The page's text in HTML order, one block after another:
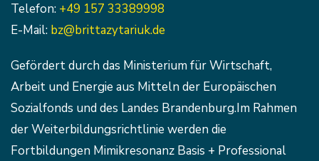
Telefon: +49 157 33389998
E-Mail: bz@brittazytariuk.de
Gefördert durch das Ministerium für Wirtschaft,
Arbeit und Energie aus Mitteln der Europäischen
Sozialfonds und des Landes Brandenburg.Im Rahmen
der Weiterbildungsrichtlinie werden die
Fortbildungen Mimikresonanz Basis + Professional